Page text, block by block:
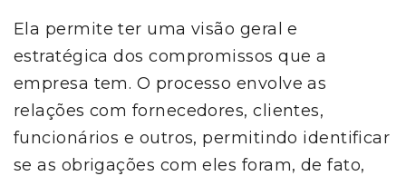
Ela permite ter uma visão geral e
estratégica dos compromissos que a
empresa tem. O processo envolve as
relações com fornecedores, clientes,
funcionários e outros, permitindo identificar
se as obrigações com eles foram, de fato,